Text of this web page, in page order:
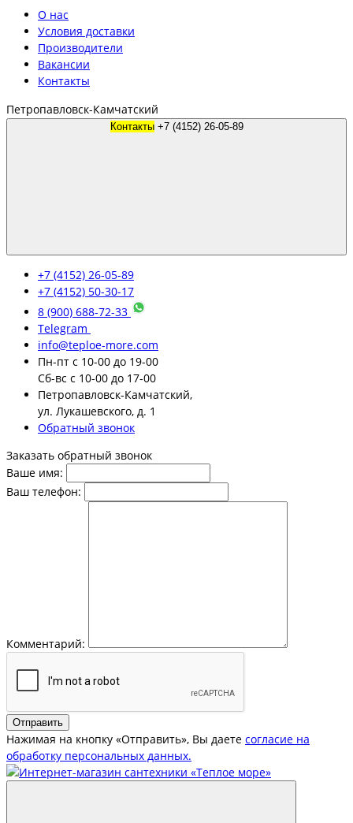
О нас
Условия доставки
Производители
Вакансии
Контакты
Петропавловск-Камчатский
Контакты +7 (4152) 26-05-89
+7 (4152) 26-05-89
+7 (4152) 50-30-17
8 (900) 688-72-33
Telegram
info@teploe-more.com
Пн-пт с 10-00 до 19-00
Сб-вс с 10-00 до 17-00
Петропавловск-Камчатский,
ул. Лукашевского, д. 1
Обратный звонок
Заказать обратный звонок
Ваше имя:
Ваш телефон:
Комментарий:
Отправить
Нажимая на кнопку «Отправить», Вы даете согласие на
обработку персональных данных.